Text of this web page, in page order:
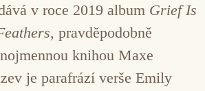
v roce 2019 album Grief Is
, pravděpodobně
knihou Maxe
je parafrází verše Emily